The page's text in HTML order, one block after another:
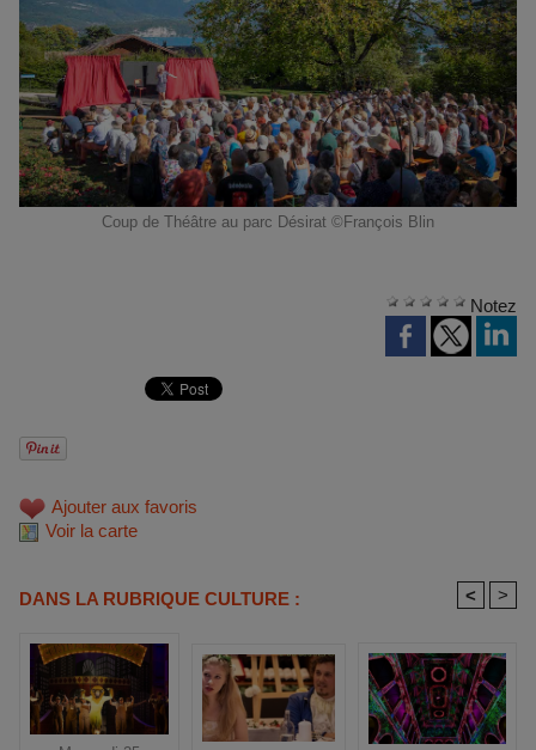
Coup de Théâtre au parc Désirat ©François Blin
Notez
Ajouter aux favoris
Voir la carte
DANS LA RUBRIQUE CULTURE : < >